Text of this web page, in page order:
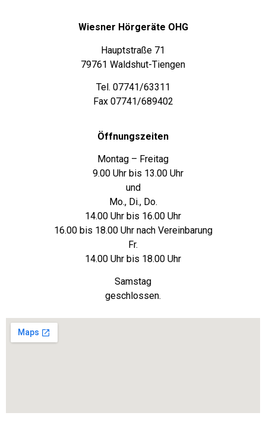
Wiesner Hörgeräte OHG
Hauptstraße 71
79761 Waldshut-Tiengen
Tel. 07741/63311
Fax 07741/689402
Öffnungszeiten
Montag – Freitag
9.00 Uhr bis 13.00 Uhr
und
Mo., Di., Do.
14.00 Uhr bis 16.00 Uhr
16.00 bis 18.00 Uhr nach Vereinbarung
Fr.
14.00 Uhr bis 18.00 Uhr
Samstag
geschlossen.